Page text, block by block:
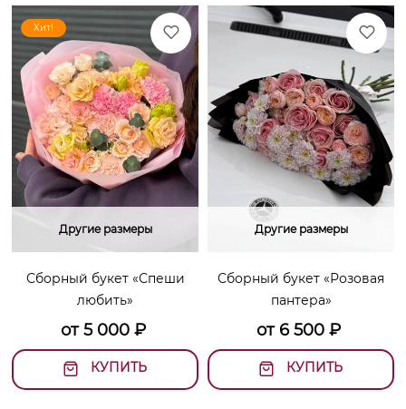
Хит!
Другие размеры
Сборный букет «Спеши
любить»
от5 000₽
КУПИТЬ
Другие размеры
Сборный букет «Розовая
пантера»
от 6 500 ₽
КУПИТЬ